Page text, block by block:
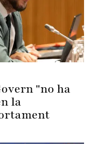
"no ha
la